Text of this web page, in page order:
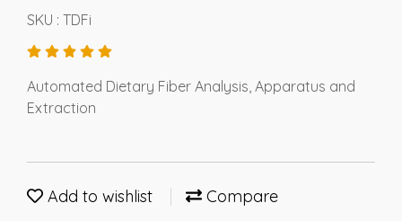
SKU : TDFi
Automated Dietary Fiber Analysis, Apparatus and
Extraction
Add to wishlist Compare